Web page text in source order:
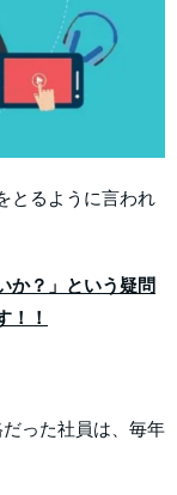
とるように言われ
か？」という疑問
！！
った社員は、毎年